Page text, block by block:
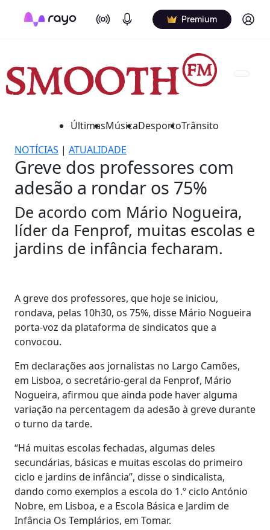
On Air Podcasts Premium Log in
ÚltimasMúsicaDesportoTrânsito
NOTÍCIAS | ATUALIDADE
Greve dos professores com
adesão a rondar os 75%
De acordo com Mário Nogueira,
líder da Fenprof, muitas escolas e
jardins de infância fecharam.
A greve dos professores, que hoje se iniciou,
rondava, pelas 10h30, os 75%, disse Mário Nogueira
porta-voz da plataforma de sindicatos que a
convocou.
Em declarações aos jornalistas no Largo Camões,
em Lisboa, o secretário-geral da Fenprof, Mário
Nogueira, afirmou que ainda pode haver alguma
variação na percentagem da adesão à greve durante
o turno da tarde.
“Há muitas escolas fechadas, algumas deles
secundárias, básicas e muitas escolas do primeiro
ciclo e jardins de infância”, disse o sindicalista,
dando como exemplos a escola do 1.º ciclo António
Nobre, em Lisboa, e a Escola Básica e Jardim de
Infância Os Templários, em Tomar.